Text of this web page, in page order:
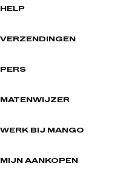
HELP
VERZENDINGEN
PERS
MATENWIJZER
WERK BIJ MANGO
MIJN AANKOPEN